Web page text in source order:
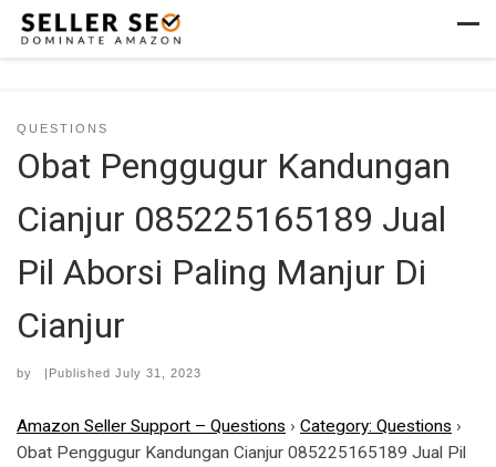
Skip to content
QUESTIONS
Obat Penggugur Kandungan
Cianjur 085225165189 Jual
Pil Aborsi Paling Manjur Di
Cianjur
by |Published July 31, 2023
Amazon Seller Support – Questions › Category: Questions ›
Obat Penggugur Kandungan Cianjur 085225165189 Jual Pil